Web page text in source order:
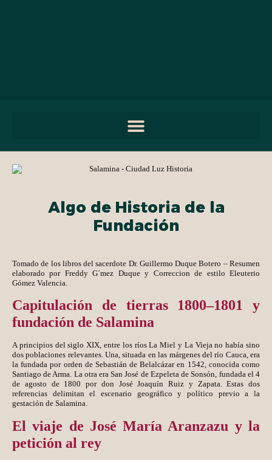
Algo de Historia de la
Fundación
Tomado de los libros del sacerdote Dr. Guillermo Duque Botero – Resumen
elaborado por Freddy G´mez Duque y Correccion de estilo Eleuterio
Gómez Valencia.
Capitulación de tierras 1800–1801 y
fundación de Salamina
A principios del siglo XIX, entre los ríos La Miel y La Vieja no había sino
dos poblaciones relevantes. Una, situada en las márgenes del río Cauca, era
la fundada por orden de Sebastián de Belalcázar en 1542, conocida como
Santiago de Arma. La otra era San José de Ezpeleta de Sonsón, fundada el 4
de agosto de 1800 por don José Joaquín Ruiz y Zapata. Estas dos
referencias delimitan el escenario geográfico y político previo a la
gestación de Salamina.
El viaje de José María Aranzazu y la
petición al rey